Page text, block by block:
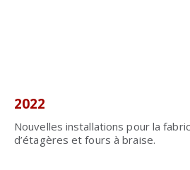
2022
Nouvelles installations pour la
d’étagères et fours à braise.